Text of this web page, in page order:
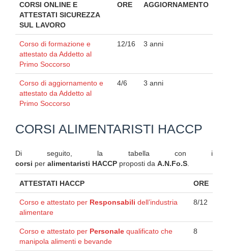
CORSI ONLINE E
ATTESTATI SICUREZZA
SUL LAVORO
ORE AGGIORNAMENTO
Corso di formazione e
attestato da Addetto al
Primo Soccorso
12/16 3 anni
Corso di aggiornamento e
attestato da Addetto al
Primo Soccorso
4/6 3 anni
CORSI ALIMENTARISTI HACCP
Di seguito, la tabella con i
corsi per alimentaristi HACCP proposti da A.N.Fo.S
ATTESTATI HACCP ORE
Corso e attestato per Responsabili dell’industria
alimentare
8/12
Corso e attestato per Personale qualificato che
manipola alimenti e bevande
8